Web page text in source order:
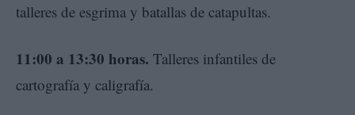
talleres de esgrima y batallas de catapultas.
11:00 a 13:30 horas. Talleres infantiles de
cartografía y caligrafía.